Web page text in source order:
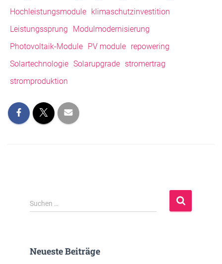
Hochleistungsmodule
klimaschutzinvestition
Leistungssprung
Modulmodernisierung
Photovoltaik-Module
PV module repowering
Solartechnologie Solarupgrade stromertrag
stromproduktion
S
u
n
Suchen …
Neueste Beiträge